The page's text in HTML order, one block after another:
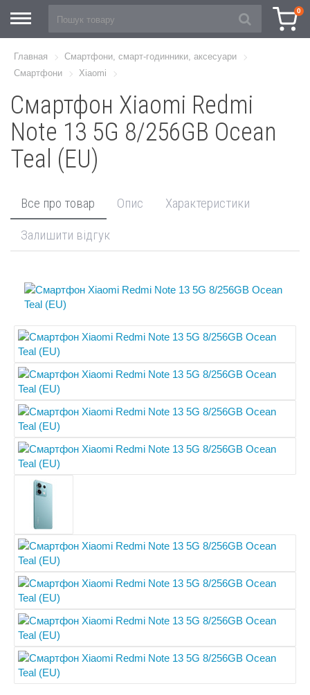
0
Главная
Смартфони, смарт-годинники, аксесуари
Смартфони
Xiaomi
Смартфон Xiaomi Redmi
Note 13 5G 8/256GB Ocean
Teal (EU)
Все про товар Опис
Характеристики
Залишити відгук